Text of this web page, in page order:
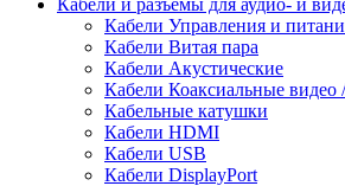
Кабели Управления и
Кабели Витая пара
Кабели Акустические
Кабели Коаксиальные
Кабельные катушки
Кабели HDMI
Кабели USB
Кабели DisplayPort